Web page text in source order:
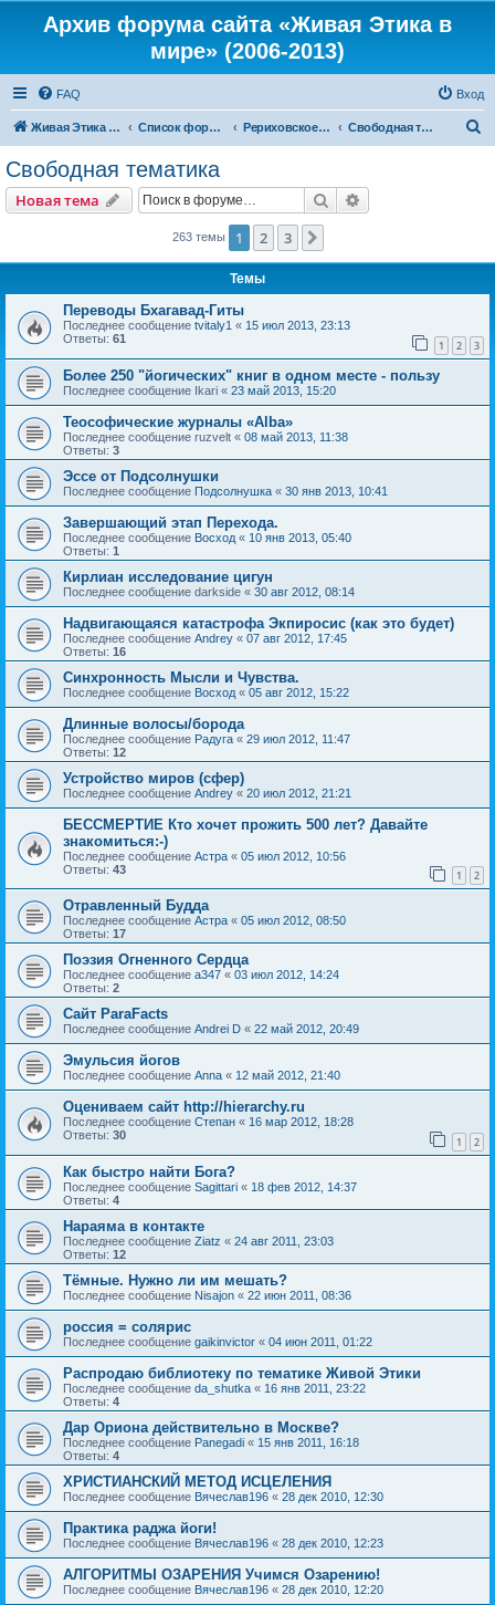
Архив форума сайта «Живая Этика в
мире» (2006-2013)
FAQ Вход
Живая Этика в мире Список форумов Рериховское Движение Свободная тематика
Свободная тематика
Новая тема Поиск
263 темы 1 2 3
Темы
Переводы Бхагавад-Гиты
Последнее сообщение tvitaly1 « 15 июл 2013, 23:13
Ответы: 61 1 2 3
Более 250 "йогических" книг в одном месте - пользу
Последнее сообщение Ikari « 23 май 2013, 15:20
Теософические журналы «Alba»
Последнее сообщение ruzvelt « 08 май 2013, 11:38
Ответы: 3
Эссе от Подсолнушки
Последнее сообщение Подсолнушка « 30 янв 2013, 10:41
Завершающий этап Перехода.
Последнее сообщение Восход « 10 янв 2013, 05:40
Ответы: 1
Кирлиан исследование цигун
Последнее сообщение darkside « 30 авг 2012, 08:14
Надвигающаяся катастрофа Экпиросис (как это будет)
Последнее сообщение Andrey « 07 авг 2012, 17:45
Ответы: 16
Синхронность Мысли и Чувства.
Последнее сообщение Восход « 05 авг 2012, 15:22
Длинные волосы/борода
Последнее сообщение Радуга « 29 июл 2012, 11:47
Ответы: 12
Устройство миров (сфер)
Последнее сообщение Andrey « 20 июл 2012, 21:21
БЕССМЕРТИЕ Кто хочет прожить 500 лет? Давайте
знакомиться:-)
Последнее сообщение Астра « 05 июл 2012, 10:56
Ответы: 43 1 2
Отравленный Будда
Последнее сообщение Астра « 05 июл 2012, 08:50
Ответы: 17
Поэзия Огненного Сердца
Последнее сообщение a347 « 03 июл 2012, 14:24
Ответы: 2
Сайт ParaFacts
Последнее сообщение Andrei D « 22 май 2012, 20:49
Эмульсия йогов
Последнее сообщение Anna « 12 май 2012, 21:40
Оцениваем сайт http://hierarchy.ru
Последнее сообщение Степан « 16 мар 2012, 18:28
Ответы: 30 1 2
Как быстро найти Бога?
Последнее сообщение Sagittari « 18 фев 2012, 14:37
Ответы: 4
Нараяма в контакте
Последнее сообщение Ziatz « 24 авг 2011, 23:03
Ответы: 12
Тёмные. Нужно ли им мешать?
Последнее сообщение Nisajon « 22 июн 2011, 08:36
россия = солярис
Последнее сообщение gaikinvictor « 04 июн 2011, 01:22
Распродаю библиотеку по тематике Живой Этики
Последнее сообщение da_shutka « 16 янв 2011, 23:22
Ответы: 4
Дар Ориона действительно в Москве?
Последнее сообщение Panegadi « 15 янв 2011, 16:18
Ответы: 4
ХРИСТИАНСКИЙ МЕТОД ИСЦЕЛЕНИЯ
Последнее сообщение Вячеслав196 « 28 дек 2010, 12:30
Практика раджа йоги!
Последнее сообщение Вячеслав196 « 28 дек 2010, 12:23
АЛГОРИТМЫ ОЗАРЕНИЯ Учимся Озарению!
Последнее сообщение Вячеслав196 « 28 дек 2010, 12:20